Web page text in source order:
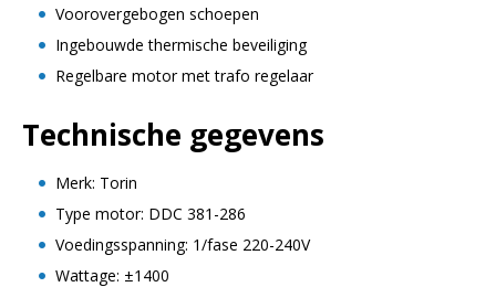
Voorovergebogen schoepen
Ingebouwde thermische beveiliging
Regelbare motor met trafo regelaar
Technische gegevens
Merk: Torin
Type motor: DDC 381-286
Voedingsspanning: 1/fase 220-240V
Wattage: ±1400